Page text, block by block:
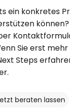
ein konkretes
Sie erst
Steps
beraten lassen